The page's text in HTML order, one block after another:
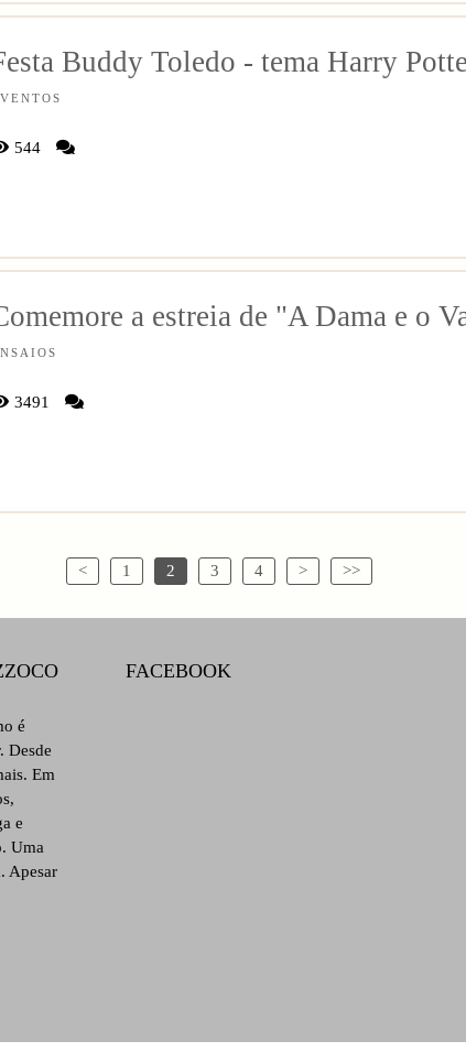
Buddy Toledo - tema Harry
544
a estreia de "A Dama e o
3491
< 1 2 3 4 > >>
é
Desde
Em
e
Uma
Apesar
FACEBOOK